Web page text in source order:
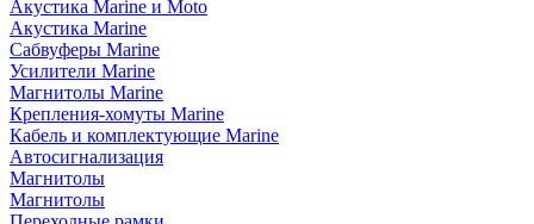
Акустика Marine и Moto
Акустика Marine
Сабвуферы Marine
Усилители Marine
Магнитолы Marine
Крепления-хомуты Marine
Кабель и комплектующие Marine
Автосигнализация
Магнитолы
Магнитолы